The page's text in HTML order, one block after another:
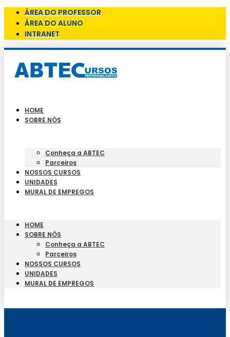
ÁREA DO PROFESSOR
ÁREA DO ALUNO
INTRANET
HOME
SOBRE NÓS
Conheça a ABTEC
Parceiros
NOSSOS CURSOS
UNIDADES
MURAL DE EMPREGOS
HOME
SOBRE NÓS
Conheça a ABTEC
Parceiros
NOSSOS CURSOS
UNIDADES
MURAL DE EMPREGOS